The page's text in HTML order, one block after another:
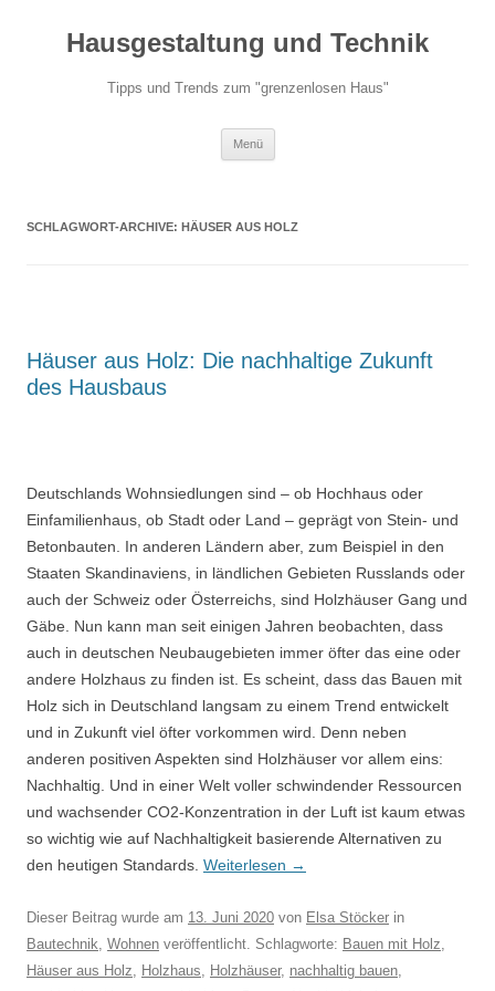
Hausgestaltung und Technik
Tipps und Trends zum "grenzenlosen Haus"
Menü
SCHLAGWORT-ARCHIVE: HÄUSER AUS HOLZ
Häuser aus Holz: Die nachhaltige Zukunft
des Hausbaus
Deutschlands Wohnsiedlungen sind – ob Hochhaus oder
Einfamilienhaus, ob Stadt oder Land – geprägt von Stein- und
Betonbauten. In anderen Ländern aber, zum Beispiel in den
Staaten Skandinaviens, in ländlichen Gebieten Russlands oder
auch der Schweiz oder Österreichs, sind Holzhäuser Gang und
Gäbe. Nun kann man seit einigen Jahren beobachten, dass
auch in deutschen Neubaugebieten immer öfter das eine oder
andere Holzhaus zu finden ist. Es scheint, dass das Bauen mit
Holz sich in Deutschland langsam zu einem Trend entwickelt
und in Zukunft viel öfter vorkommen wird. Denn neben
anderen positiven Aspekten sind Holzhäuser vor allem eins:
Nachhaltig. Und in einer Welt voller schwindender Ressourcen
und wachsender CO2-Konzentration in der Luft ist kaum etwas
so wichtig wie auf Nachhaltigkeit basierende Alternativen zu
den heutigen Standards. Weiterlesen →
Dieser Beitrag wurde am 13. Juni 2020 von Elsa Stöcker in
Bautechnik, Wohnen veröffentlicht. Schlagworte: Bauen mit Holz,
Häuser aus Holz, Holzhaus, Holzhäuser, nachhaltig bauen,